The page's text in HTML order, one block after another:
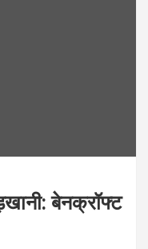
बेनक्रॉफ्ट